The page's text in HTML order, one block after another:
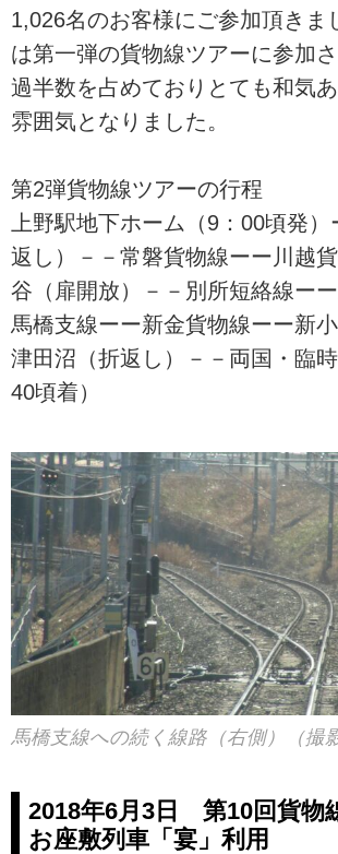
1,026名のお客様にご参加頂きま
は第一弾の貨物線ツアーに参加
過半数を占めておりとても和気
雰囲気となりました。
第2弾貨物線ツアーの行程
上野駅地下ホーム（9：00頃発
返し）－－常磐貨物線ーー川越
谷（扉開放）－－別所短絡線ー
馬橋支線ーー新金貨物線ーー新
津田沼（折返し）－－両国・臨時
40頃着）
馬橋支線への続く線路（右側）（撮
2018年6月3日 第10回貨物
お座敷列車「宴」利用